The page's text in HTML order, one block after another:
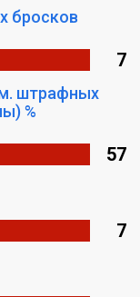
бросков
7
штрафных
%
57
7